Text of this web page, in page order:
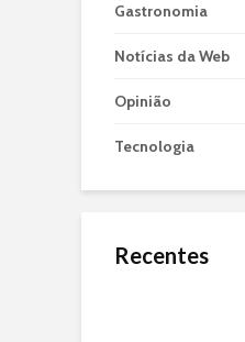
Gastronomia
Notícias da Web
Opinião
Tecnologia
Recentes